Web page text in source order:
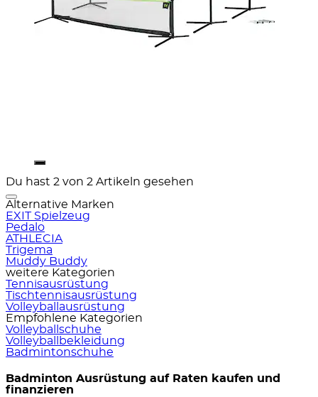
Du hast 2 von 2 Artikeln gesehen
Alternative Marken
EXIT Spielzeug
Pedalo
ATHLECIA
Trigema
Muddy Buddy
weitere Kategorien
Tennisausrüstung
Tischtennisausrüstung
Volleyballausrüstung
Empfohlene Kategorien
Volleyballschuhe
Volleyballbekleidung
Badmintonschuhe
Badminton Ausrüstung auf Raten kaufen und
finanzieren